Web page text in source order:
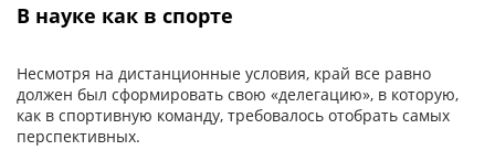
В науке как в спорте
Несмотря на дистанционные условия, край все равно
должен был сформировать свою «делегацию», в которую,
как в спортивную команду, требовалось отобрать самых
перспективных.